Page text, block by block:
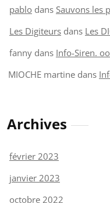
pablo dans Sauvons les
Les Digiteurs dans Les
fanny dans Info-Siren.
MIOCHE martine dans
Archives
février 2023
janvier 2023
octobre 2022